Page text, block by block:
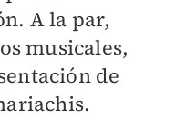
A la par,
musicales,
de